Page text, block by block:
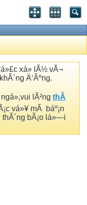
xá»­ lÃ½ vÃ¬
Ä‘Ãºng.
lÃ²ng thÃ
vá»¥ mÃ báº¡n
thÃ´ng bÃ¡o lá»—i